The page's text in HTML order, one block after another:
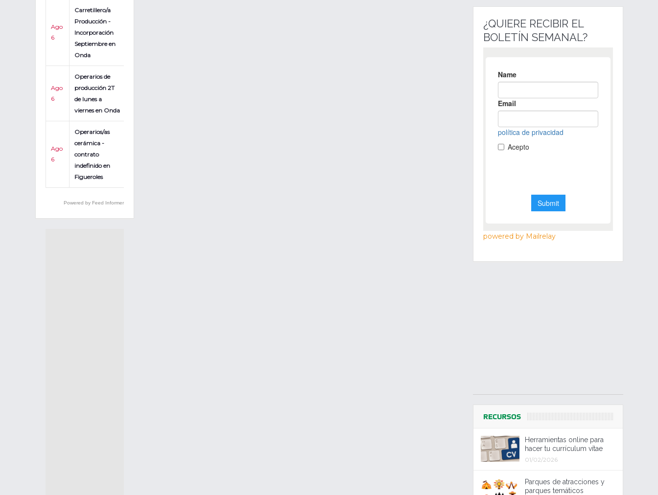
Ago
6
Carretillero/a
Producción -
Incorporación
Septiembre en
Onda
Ago
6
Operarios de
producción 2T
de lunes a
viernes en Onda
Ago
6
Operarios/as
cerámica -
contrato
indefinido en
Figueroles
Powered by Feed Informer
¿QUIERE RECIBIR EL
BOLETÍN SEMANAL?
powered by Mailrelay
RECURSOS
Herramientas online para
hacer tu currículum vítae
01/02/2026
Parques de atracciones y
parques temáticos